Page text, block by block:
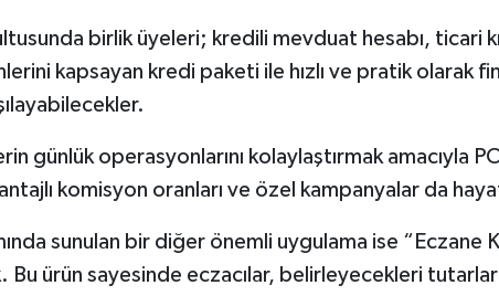
birlik üyeleri; kredili mevduat hesabı, ticari
kapsayan kredi paketi ile hızlı ve pratik olarak
günlük operasyonlarını kolaylaştırmak amacıyla
komisyon oranları ve özel kampanyalar da
sunulan bir diğer önemli uygulama ise “Eczane
Bu ürün sayesinde eczacılar, belirleyecekleri